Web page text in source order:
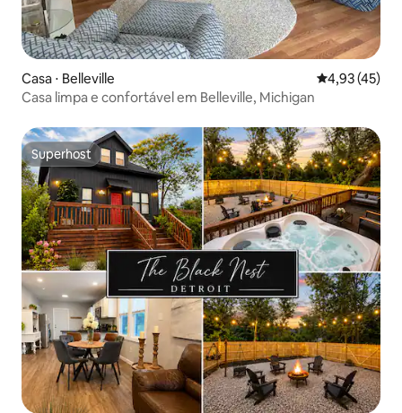
Casa ⋅ Belleville 4,93 de uma
4,93 (45)
Casa limpa e confortável em Belleville, Michigan
Superhost
Superhost